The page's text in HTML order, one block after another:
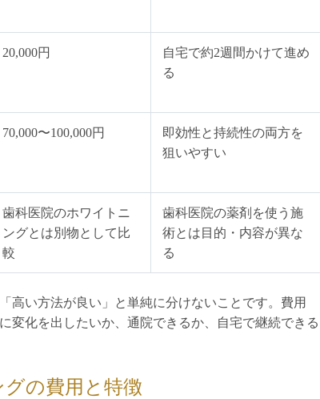
20,000円
自宅で約2週間かけて進め
る
70,000〜100,000円
即効性と持続性の両方を
狙いやすい
歯科医院のホワイトニ
ングとは別物として比
較
歯科医院の薬剤を使う施
術とは目的・内容が異な
る
高い方法が良い」と単純に分けないことです。費用
変化を出したいか、通院できるか、自宅で継続できる
の費用と特徴